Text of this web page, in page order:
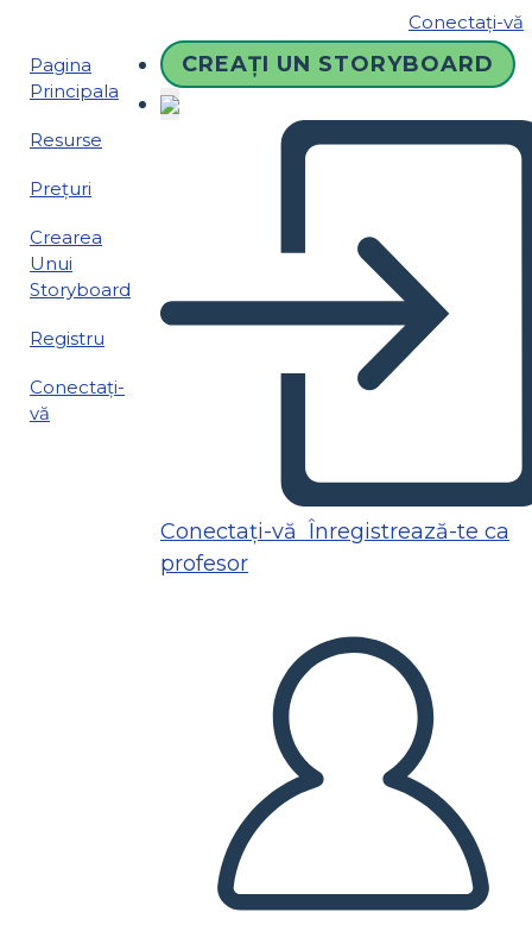
Conectați-vă
Pagina
Principala
Resurse
Prețuri
Crearea
Unui
Storyboard
Registru
Conectați-
vă
CREAȚI UN STORYBOARD
Conectați-vă Înregistrează-te ca
profesor